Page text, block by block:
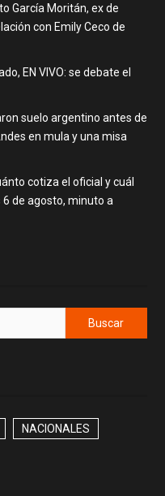
García Moritán, ex de
con Emily Ceco de
EN VIVO: se debate el
suelo argentino antes de
en mula y una misa
cotiza el oficial y cuál
de agosto, minuto a
NACIONALES